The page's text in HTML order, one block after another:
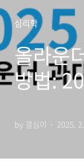
심리학
올라운
방법:
by 결심이 2025.